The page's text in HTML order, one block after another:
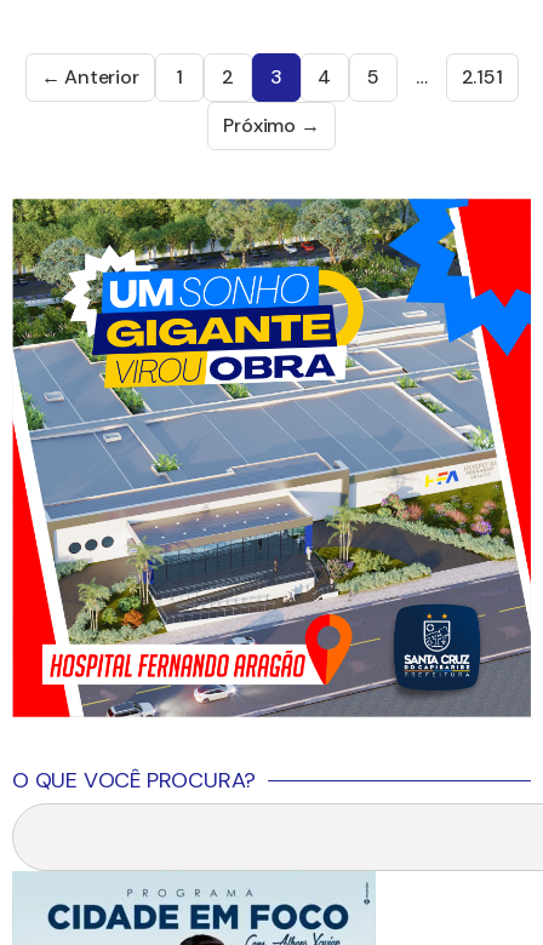
← Anterior 1 2 3 4 5 …
2.151
Próximo →
O QUE VOCÊ PROCURA?